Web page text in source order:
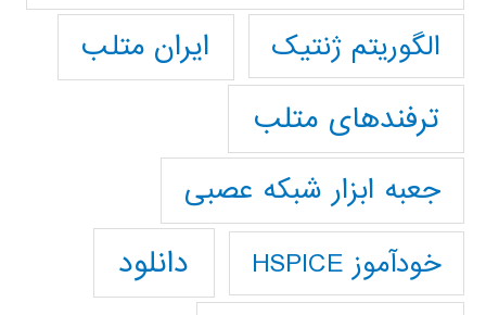
الگوریتم ژنتیک
ایران متلب
ترفندهای متلب
جعبه ابزار شبکه عصبی
خودآموز HSPICE دانلود